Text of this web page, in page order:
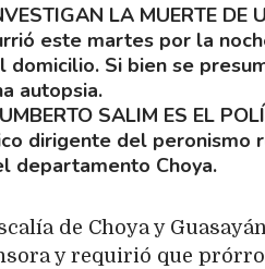
LA MUERTE DE
este martes por la
Si bien se
autopsia.
SALIM ES EL
dirigente del peronismo
departamento Choya.
de Choya y
y requirió que